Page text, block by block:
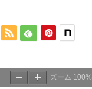
ズーム 100%